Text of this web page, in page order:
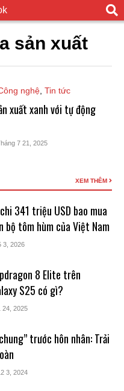
sản xuất
nghệ, Tin tức
xuất xanh với tự động
7 21, 2025
XEM THÊM
341 triệu USD bao mua
bộ tôm hùm của Việt Nam
3, 2026
8 Elite trên
S25 có gì?
24, 2025
trước hôn nhân: Trải
3, 2024